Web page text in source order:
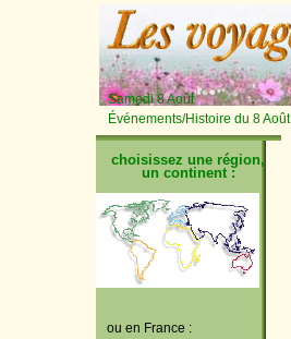
Samedi 8 Août
Événements/Histoire du 8 Août
choisissez une région,
un continent :
ou en France :